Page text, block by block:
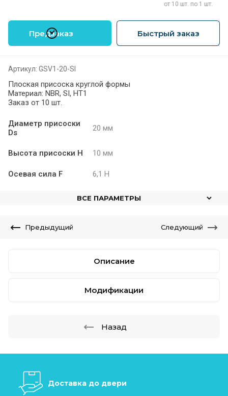
от 10 шт. по 1 шт.
Предзаказ Быстрый заказ
Артикул: GSV1-20-SI
Плоская присоска круглой формы
Материал: NBR, SI, HT1
Заказ от 10 шт.
Диаметр присоски
Ds
20 мм
Высота присоски H 10 мм
Осевая сила F 6,1 Н
ВСЕ ПАРАМЕТРЫ
Предыдущий Следующий
Описание
Модификации
Назад
Доставка до двери